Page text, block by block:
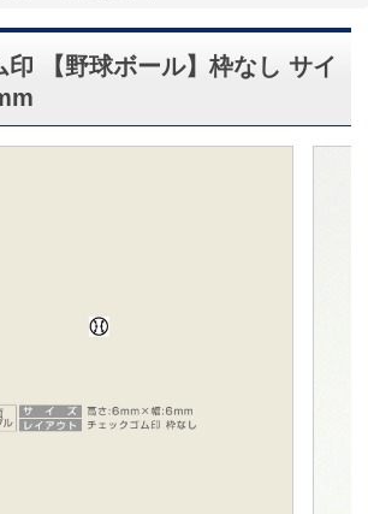
印 【野球ボール】枠なし サイ